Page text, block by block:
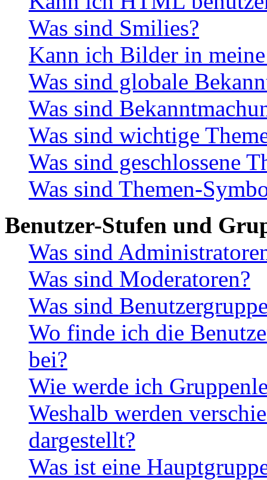
Was sind Smilies?
Kann ich Bilder in
Was sind globale
Was sind
Was sind wichtige
Was sind geschlossene
Was sind Themen-
Benutzer-Stufen und
Was sind
Was sind Moderatoren?
Was sind
Wo finde ich die
bei?
Wie werde ich
Weshalb werden
dargestellt?
Was ist eine